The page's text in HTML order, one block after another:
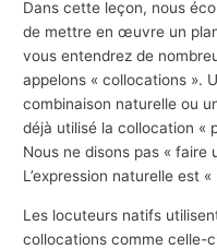
Dans cette leçon, nous
de mettre en œuvre un
vous entendrez de
appelons « collocations ».
combinaison naturelle ou
déjà utilisé la collocation «
Nous ne disons pas « faire
L’expression naturelle est
Les locuteurs natifs
collocations comme celle-